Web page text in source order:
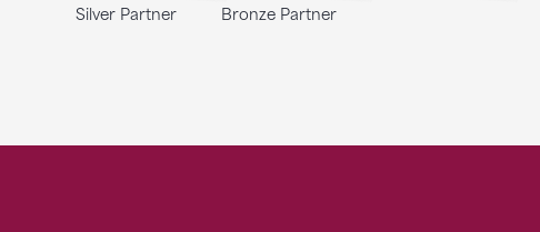
Silver Partner Bronze Partner